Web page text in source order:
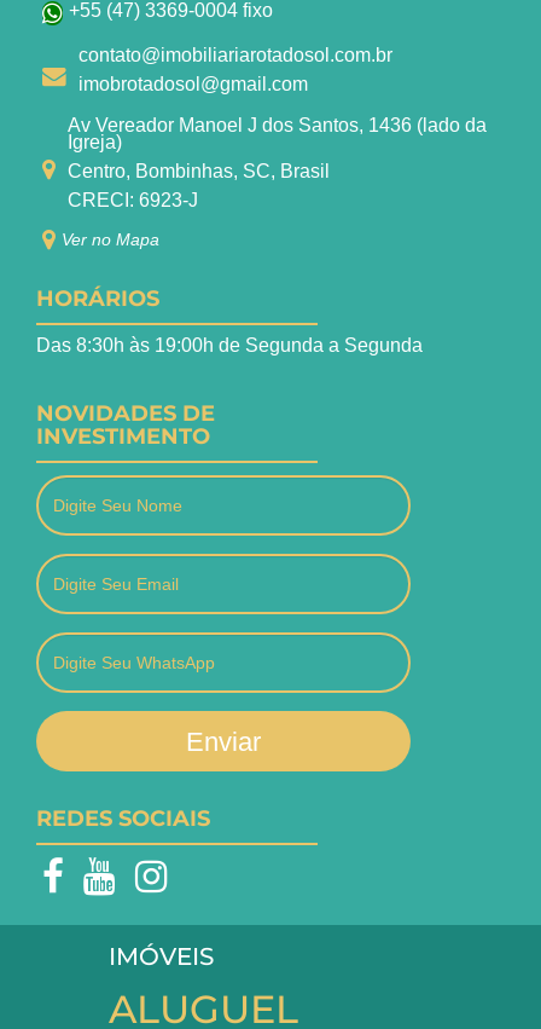
+55 (47) 3369-0004 fixo
contato@imobiliariarotadosol.com.br
imobrotadosol@gmail.com
Av Vereador Manoel J dos Santos, 1436 (lado da
Igreja)
Centro, Bombinhas, SC, Brasil
CRECI: 6923-J
Ver no Mapa
HORÁRIOS
Das 8:30h às 19:00h de Segunda a Segunda
NOVIDADES DE
INVESTIMENTO
Enviar
REDES SOCIAIS
IMÓVEIS
ALUGUEL